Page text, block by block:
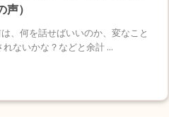
）
、何を話せばいいのか、変なこと
ないかな？などと余計 ...